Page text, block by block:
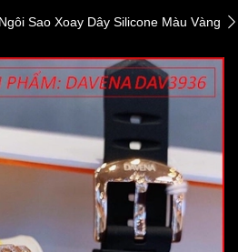
Sao Xoay Dây Silicone Màu Vàng